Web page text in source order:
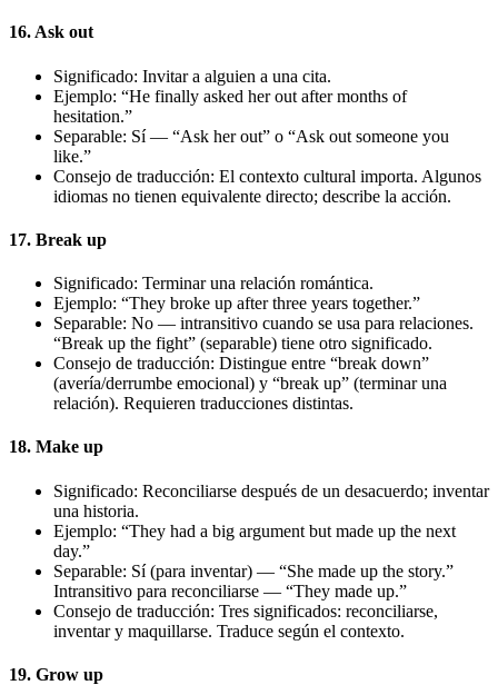
16. Ask out
Significado: Invitar a alguien a una cita.
Ejemplo: “He finally asked her out after months of
hesitation.”
Separable: Sí — “Ask her out” o “Ask out someone you
like.”
Consejo de traducción: El contexto cultural importa. Algunos
idiomas no tienen equivalente directo; describe la acción.
17. Break up
Significado: Terminar una relación romántica.
Ejemplo: “They broke up after three years together.”
Separable: No — intransitivo cuando se usa para relaciones.
“Break up the fight” (separable) tiene otro significado.
Consejo de traducción: Distingue entre “break down”
(avería/derrumbe emocional) y “break up” (terminar una
relación). Requieren traducciones distintas.
18. Make up
Significado: Reconciliarse después de un desacuerdo; inventar
una historia.
Ejemplo: “They had a big argument but made up the next
day.”
Separable: Sí (para inventar) — “She made up the story.”
Intransitivo para reconciliarse — “They made up.”
Consejo de traducción: Tres significados: reconciliarse,
inventar y maquillarse. Traduce según el contexto.
19. Grow up